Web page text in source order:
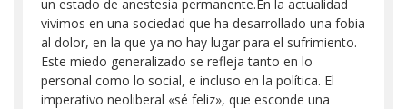
un estado de anestesia permanente.En la actualidad
vivimos en una sociedad que ha desarrollado una fobia
al dolor, en la que ya no hay lugar para el sufrimiento.
Este miedo generalizado se refleja tanto en lo
personal como lo social, e incluso en la política. El
imperativo neoliberal «sé feliz», que esconde una